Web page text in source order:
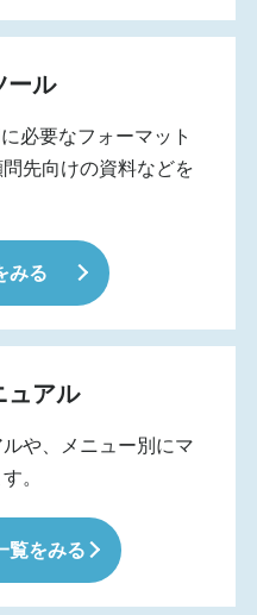
ール
必要なフォーマット
先向けの資料などを
みる
ュアル
や、メニュー別にマ
。
覧をみる